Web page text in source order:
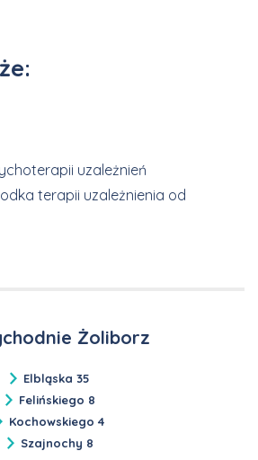
uzależnień
terapii uzależnienia od
Żoliborz
Elbląska 35
Felińskiego 8
Kochowskiego 4
Szajnochy 8